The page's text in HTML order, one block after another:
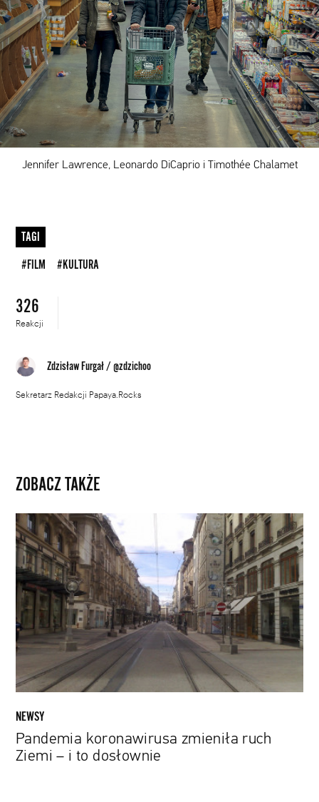
Jennifer Lawrence, Leonardo DiCaprio i Timothée Chalamet
TAGI
#FILM #KULTURA
326
Reakcji
Zdzisław Furgał/@zdzichoo
Sekretarz Redakcji Papaya.Rocks
ZOBACZ TAKŻE
Pandemia
koronawirusa
zmieniła
ruch
Ziemi
i
to
dosłownie
NEWSY
Pandemia koronawirusa zmieniła ruch
Ziemi – i to dosłownie